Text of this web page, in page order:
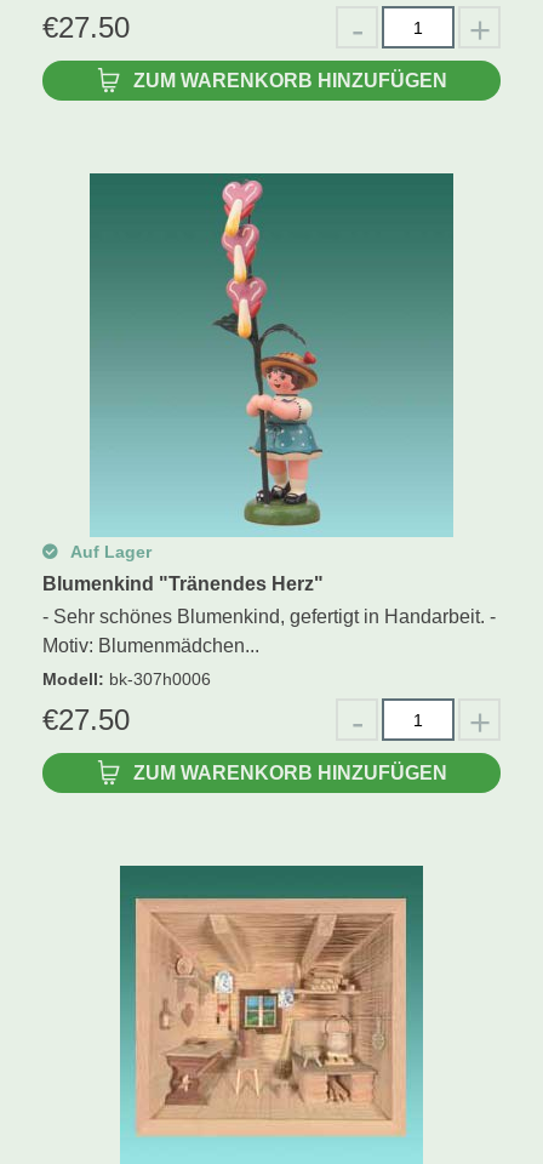
€27.50
ZUM WARENKORB HINZUFÜGEN
Auf Lager
Blumenkind "Tränendes Herz"
- Sehr schönes Blumenkind, gefertigt in Handarbeit. -
Motiv: Blumenmädchen...
Modell: bk-307h0006
€27.50
ZUM WARENKORB HINZUFÜGEN